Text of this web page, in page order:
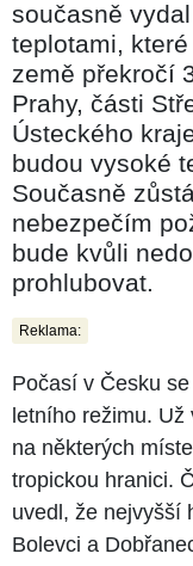
současně
teplotami,
země překročí
Prahy, části
Ústeckého
budou vysoké
Současně
nebezpečím
bude kvůli
prohlubovat.
Reklama:
Počasí v Česku
letního režimu. Už
na některých
tropickou hranici.
uvedl, že nejvyšší
Bolevci a